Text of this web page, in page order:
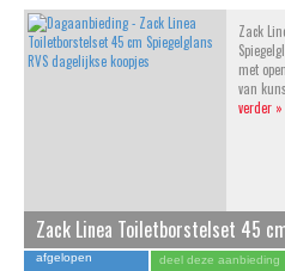
Zack
met
van
verder »
Zack Linea Toiletborstelset 45
afgelopen deel deze aanbieding